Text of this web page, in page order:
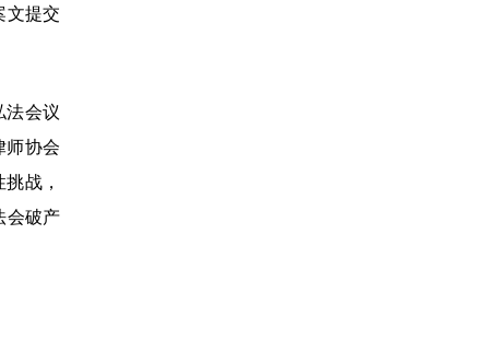
文提交
法会议
师协会
战，
会破产